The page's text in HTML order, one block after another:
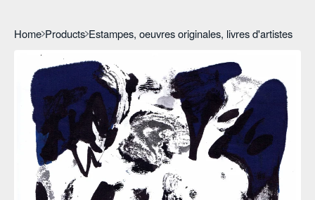
Home Products Estampes, oeuvres originales, livres d'artistes